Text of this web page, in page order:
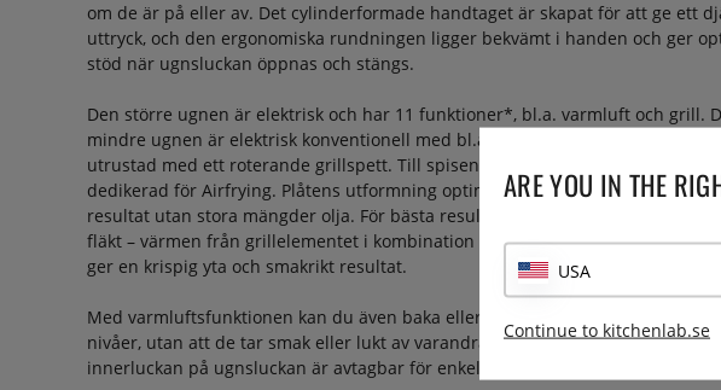
om de är på eller av. Det cylinderformade handtaget är skapat för att ge ett
uttryck, och den ergonomiska rundningen ligger bekvämt i handen och ger
stöd när ugnsluckan öppnas och stängs.
Den större ugnen är elektrisk och har 11 funktioner*, bl.a. varmluft och grill.
mindre ugnen är elektrisk konventionell med bl.a. övervärme och grill. Den är
utrustad med ett roterande grillspett. Till spisen medföljer en perforerad plåt,
dedikerad för Airfrying. Plåtens utformning optimerar luftflödet och ger perfekt
resultat utan stora mängder olja. För bästa resultat rekommenderas
fläkt – värmen från grillelementet i kombination med fläkten skapar en torr
ger en krispig yta och smakrikt resultat.
Med varmluftsfunktionen kan du även baka eller tillaga flera rätter samtidigt
nivåer, utan att de tar smak eller lukt av varandra. Spisen har 3-glas isolering
innerluckan på ugnsluckan är avtagbar för enkel rengöring.
ARE YOU IN THE
USA
Continue to kitchenlab.se